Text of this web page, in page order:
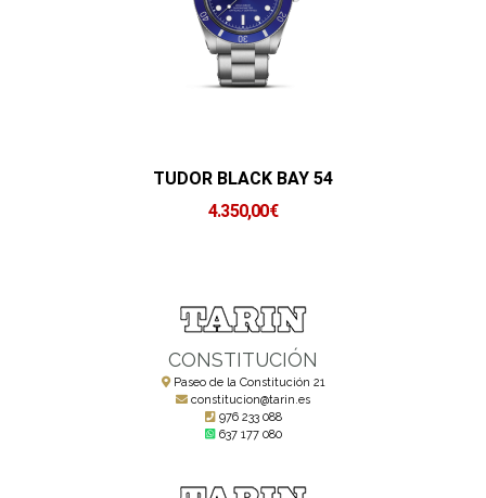
TUDOR BLACK BAY 54
4.350,00€
CONSTITUCIÓN
Paseo de la Constitución 21
constitucion@tarin.es
976 233 088
637 177 080